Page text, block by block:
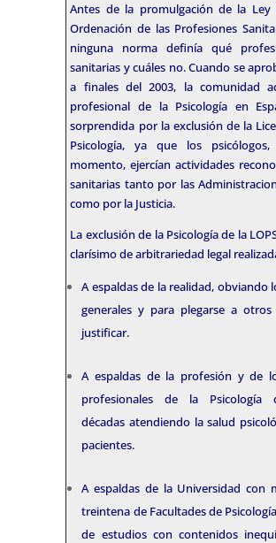
Antes de la promulgación de la Ley
Ordenación de las Profesiones
ninguna norma definía qué
sanitarias y cuáles no. Cuando se
a finales del 2003, la comunidad
profesional de la Psicología en
sorprendida por la exclusión de la
Psicología, ya que los
momento, ejercían actividades
sanitarias tanto por las
como por la Justicia.
La exclusión de la Psicología de la
clarísimo de arbitrariedad legal
A espaldas de la realidad, obviando
generales y para plegarse a
justificar.
A espaldas de la profesión y de
profesionales de la Psicología
décadas atendiendo la salud
pacientes.
A espaldas de la Universidad con
treintena de Facultades de
de estudios con contenidos